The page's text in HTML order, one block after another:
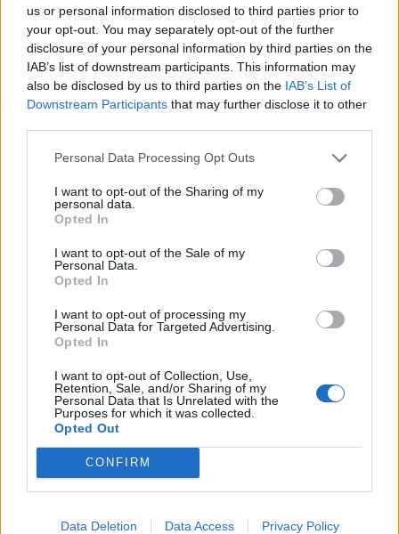
us or personal information disclosed to third parties prior to
your opt-out. You may separately opt-out of the further
disclosure of your personal information by third parties on the
IAB’s list of downstream participants. This information may
also be disclosed by us to third parties on the IAB’s List of
Downstream Participants that may further disclose it to other
Personal Data Processing Opt Outs
I want to opt-out of the Sharing of my
personal data.
Opted In
I want to opt-out of the Sale of my
Personal Data.
Opted In
I want to opt-out of processing my
Personal Data for Targeted Advertising.
Opted In
I want to opt-out of Collection, Use,
Retention, Sale, and/or Sharing of my
Personal Data that Is Unrelated with the
Purposes for which it was collected.
Opted Out
CONFIRM
Data Deletion Data Access Privacy Policy
Gran colpo dell'Ossese, per la difesa c'è l'ex
Torres Riccardo Idda
7 Ago 2026
Cabrera, Tesio, Limongelli, Bolzicco e tanti
giovani tra i…
Il Monastir 1983 si trasforma da Associazione